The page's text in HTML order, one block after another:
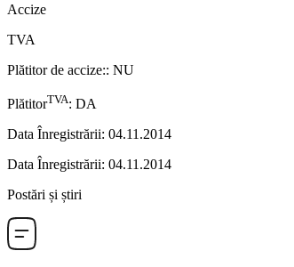
Accize
TVA
Plătitor de accize:: NU
PlătitorTVA: DA
Data Înregistrării: 04.11.2014
Data Înregistrării: 04.11.2014
Postări și știri